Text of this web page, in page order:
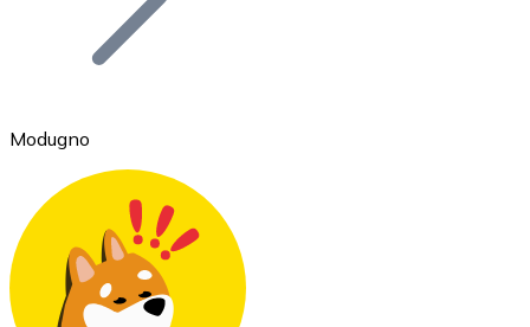
Ethereum
ETH
Modugno